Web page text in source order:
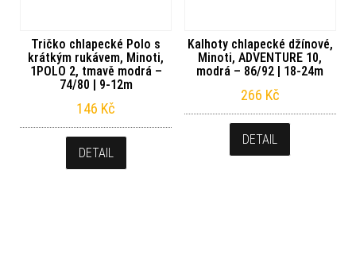
Tričko chlapecké Polo s
krátkým rukávem, Minoti,
1POLO 2, tmavě modrá –
74/80 | 9-12m
146 Kč
DETAIL
Kalhoty chlapecké džínové,
Minoti, ADVENTURE 10,
modrá – 86/92 | 18-24m
266 Kč
DETAIL